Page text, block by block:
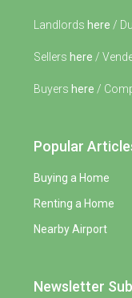
Landlords here /
Sellers here /
Buyers here /
Popular
Buying a Home
Renting a Home
Nearby Airport
Newsletter